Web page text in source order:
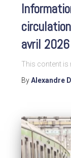
avril 2026
This content is
ByAlexandre